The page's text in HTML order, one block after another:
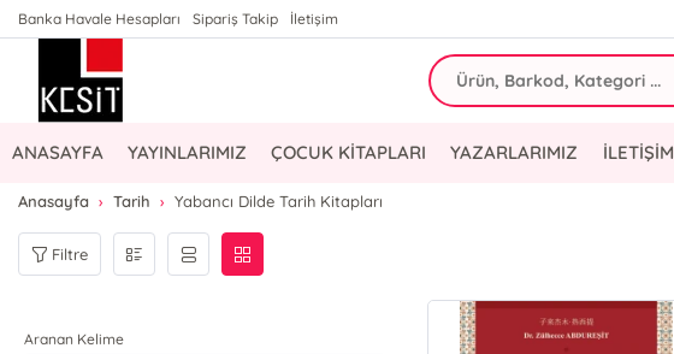
Banka Havale Hesapları Sipariş Takip İletişim
ANASAYFA YAYINLARIMIZ ÇOCUK KİTAPLARI YAZARLARIMIZ İLETİŞİM
Anasayfa Tarih Yabancı Dilde Tarih Kitapları
Filtre
Aranan Kelime